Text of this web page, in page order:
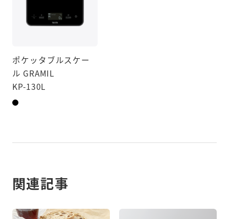
ポケッタブルスケー
ル GRAMIL
KP-130L
関連記事